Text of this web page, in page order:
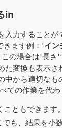
in
入力すること
きます例：'イン
の場合は'長さ
変換も表示さ
から適切なも
ての作業を代
ともできます。
も、結果を小